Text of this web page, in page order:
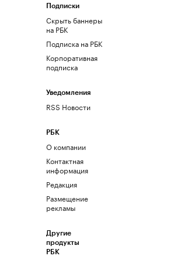
Подписки
Скрыть баннеры
на РБК
Подписка на РБК
Корпоративная
подписка
Уведомления
RSS Новости
РБК
О компании
Контактная
информация
Редакция
Размещение
рекламы
Другие
продукты
РБК